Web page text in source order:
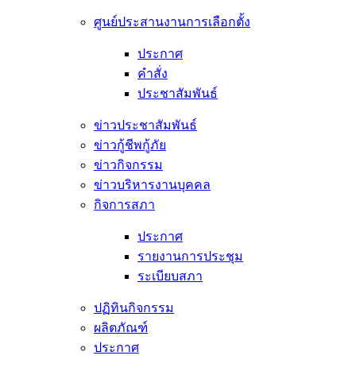
ศูนย์ประสานงานการเลือกตั้ง
ประกาศ
คำสั่ง
ประชาสัมพันธ์
ข่าวประชาสัมพันธ์
ข่าวกู้ชีพกู้ภัย
ข่าวกิจกรรม
ข่าวบริหารงานบุคคล
กิจการสภา
ประกาศ
รายงานการประชุม
ระเบียบสภา
ปฏิทินกิจกรรม
ผลิตภัณฑ์
ประกาศ